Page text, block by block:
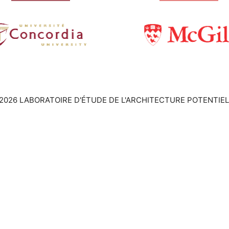
LABORATOIRE D'ÉTUDE DE L'ARCHITECTURE